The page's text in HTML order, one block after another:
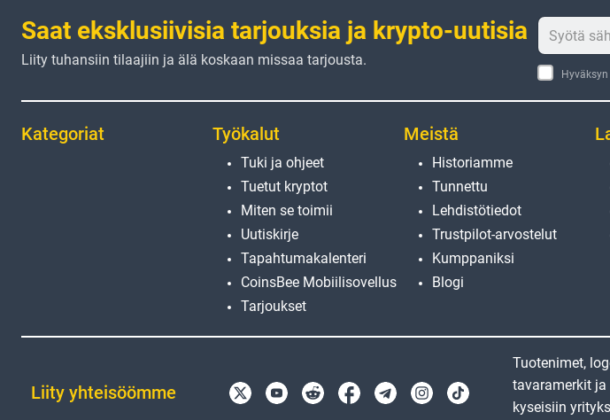
Saat eksklusiivisia tarjouksia ja krypto-uutisia
Liity tuhansiin tilaajiin ja älä koskaan missaa tarjousta.
Kategoriat Työkalut
Tuki ja ohjeet
Tuetut kryptot
Miten se toimii
Uutiskirje
Tapahtumakalenteri
CoinsBee Mobiilisovellus
Tarjoukset
Meistä
Historiamme
Tunnettu
Lehdistötiedot
Trustpilot-arvostelut
Kumppaniksi
Blogi
Liity yhteisöömme
Tuotenimet,
tavaramerkit
kyseisiin